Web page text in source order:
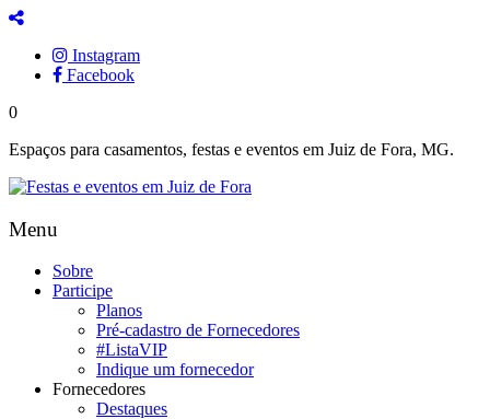
Instagram
Facebook
0
Espaços para casamentos, festas e eventos em Juiz de Fora, MG.
Menu
Sobre
Participe
Planos
Pré-cadastro de Fornecedores
#ListaVIP
Indique um fornecedor
Fornecedores
Destaques